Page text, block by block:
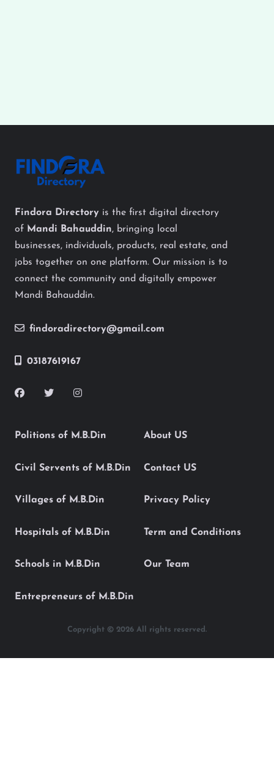
Findora Directory is the first digital directory
of Mandi Bahauddin, bringing local
businesses, individuals, products, real estate, and
jobs together on one platform. Our mission is to
connect the community and digitally empower
Mandi Bahauddin.
findoradirectory@gmail.com
03187619167
Politions of M.B.Din
Civil Servents of M.B.Din
Villages of M.B.Din
Hospitals of M.B.Din
Schools in M.B.Din
Entrepreneurs of M.B.Din
About US
Contact US
Privacy Policy
Term and Conditions
Our Team
Copyright © 2026 All rights reserved.